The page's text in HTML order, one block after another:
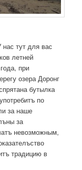
тут для вас
летней
при
озера Доронг
бутылка
по
за наше
за
невозможным,
традицию в